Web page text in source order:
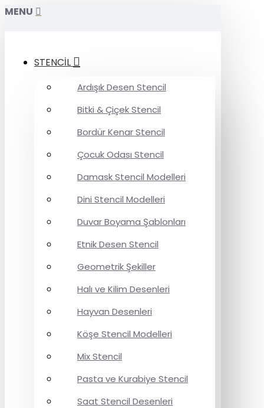
MENU
STENCİL
Ardışık Desen Stencil
Bitki & Çiçek Stencil
Bordür Kenar Stencil
Çocuk Odası Stencil
Damask Stencil Modelleri
Dini Stencil Modelleri
Duvar Boyama Şablonları
Etnik Desen Stencil
Geometrik Şekiller
Halı ve Kilim Desenleri
Hayvan Desenleri
Köşe Stencil Modelleri
Mix Stencil
Pasta ve Kurabiye Stencil
Saat Stencil Desenleri